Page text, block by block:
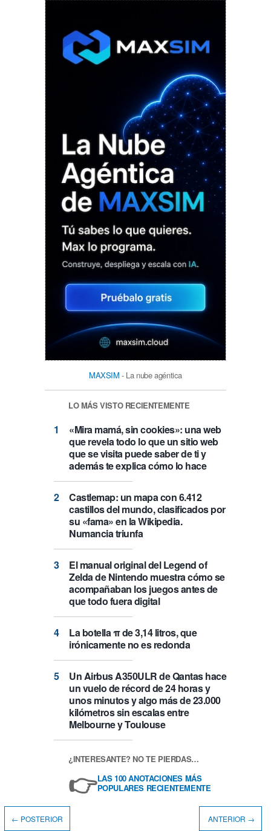
MAXSIM - La nube agéntica
LO MÁS VISTO RECIENTEMENTE
«Mira mamá, sin cookies»: una web
que revela todo lo que un sitio web
que se visita puede saber de ti y
además te explica cómo lo hace
Castlemap: un mapa con 6.412
castillos del mundo, clasificados por
su «fama» en la Wikipedia.
Numancia triunfa
El manual original del Legend of
Zelda de Nintendo muestra cómo se
acompañaban los juegos antes de
que todo fuera digital
La botella π de 3,14 litros, que
irónicamente no es redonda
Un Airbus A350ULR de Qantas hace
un vuelo de récord de 24 horas y
unos minutos y algo más de 23.000
kilómetros sin escalas entre
Melbourne y Toulouse
¿INTERESANTE? NO TE PIERDAS…
👉LAS 100 ANOTACIONES MÁS
POPULARES RECIENTEMENTE
← POSTERIOR ANTERIOR →